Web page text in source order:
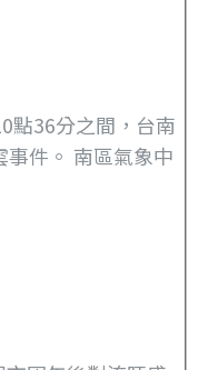
點36分之間，台南
件。 南區氣象中